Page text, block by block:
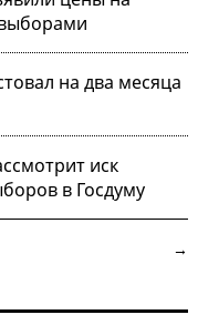
на два месяца
иск
в Госдуму
новости →